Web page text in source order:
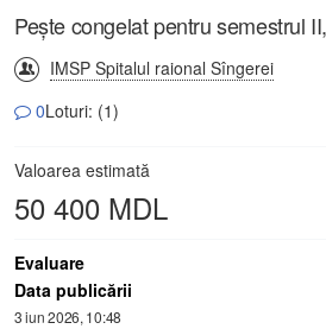
Pește congelat pentru semestrul
IMSP Spitalul raional Sîngerei
0Loturi: (1)
Valoarea estimată
50 400 MDL
Evaluare
Data publicării
3 iun 2026, 10:48